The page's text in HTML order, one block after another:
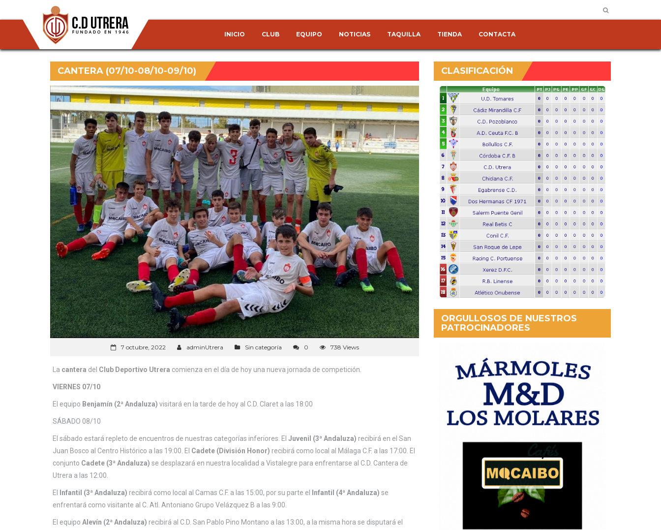
INICIO CLUB EQUIPO NOTICIAS TAQUILLA TIENDA CONTACTA
CANTERA (07/10-08/10-09/10)
7 octubre, 2022 adminUtrera Sin categoría 0 738 Views
La cantera del Club Deportivo Utrera comienza en el día de hoy una nueva jornada de competición.
VIERNES 07/10
El equipo Benjamín (2ª Andaluza) visitará en la tarde de hoy al C.D. Claret a las 18:00
SÁBADO 08/10
El sábado estará repleto de encuentros de nuestras categorías inferiores. El Juvenil (3ª Andaluza) recibirá en el San
Juan Bosco al Centro Histórico a las 19:00. El Cadete (División Honor) recibirá como local al Málaga C.F. a las 17:00. El
conjunto Cadete (3ª Andaluza) se desplazará en nuestra localidad a Vistalegre para enfrentarse al C.D. Cantera de
Utrera a las 12:00.
El Infantil (3ª Andaluza) recibirá como local al Camas C.F. a las 15:00, por su parte el Infantil (4ª Andaluza) se
enfrentará como visitante al C. Atl. Antoniano Grupo Velázquez B a las 9:00.
El equipo Alevín (2ª Andaluza) recibirá al C.D. San Pablo Pino Montano a las 13:00, a la misma hora se disputará el
CLASIFICACIÓN
ORGULLOSOS DE NUESTROS
PATROCINADORES